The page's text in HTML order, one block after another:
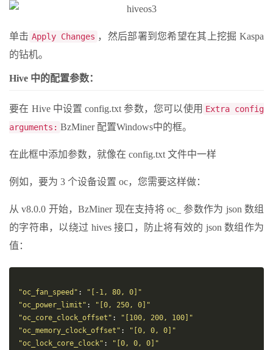
单击 Apply Changes ，然后部署到您希望在其上挖掘 Kaspa
的钻机。
Hive 中的配置参数：
要在 Hive 中设置 config.txt 参数，您可以使用 Extra config
arguments: BzMiner 配置Windows中的框。
在此框中添加参数，就像在 config.txt 文件中一样
例如，要为 3 个设备设置 oc，您需要这样做：
从 v8.0.0 开始，BzMiner 现在支持将 oc_ 参数作为 json 数组
的字符串，以绕过 hives 接口，防止将有效的 json 数组作为
值：
"oc_fan_speed" :
"[-1, 80, 0]"
"oc_power_limit" :
"[0, 250, 0]"
"oc_core_clock_offset" :
"[100, 200, 100]"
"oc_memory_clock_offset" :
"[0, 0, 0]"
"oc_lock_core_clock" :
"[0, 0, 0]"